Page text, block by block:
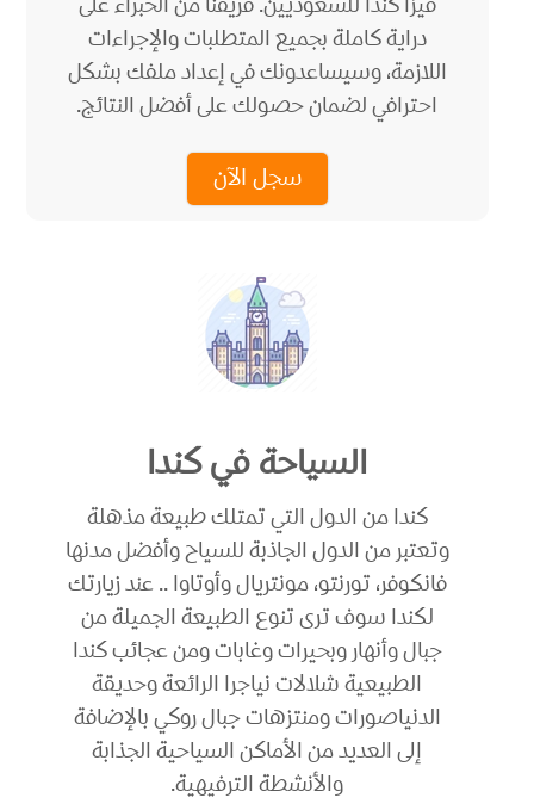
دراية كاملة بجميع المتطلبات والإجراءات
اللازمة، وسيساعدونك في إعداد ملفك بشكل
احترافي لضمان حصولك على أفضل النتائج.
سجل الآن
السياحة في كندا
كندا من الدول التي تمتلك طبيعة مذهلة
وتعتبر من الدول الجاذبة للسياح وأفضل مدنها
فانكوفر، تورنتو، مونتريال وأوتاوا .. عند زيارتك
لكندا سوف ترى تنوع الطبيعة الجميلة من
جبال وأنهار وبحيرات وغابات ومن عجائب كندا
الطبيعية شلالات نياجرا الرائعة وحديقة
الدنياصورات ومنتزهات جبال روكي بالإضافة
إلى العديد من الأماكن السياحية الجذابة
والأنشطة الترفيهية.